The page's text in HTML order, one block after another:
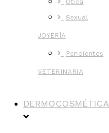
Sexual
JOYERÍA
Pendientes
VETERINARIA
DERMOCOSMÉTICA